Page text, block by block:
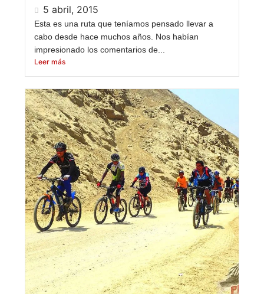
5 abril, 2015
Esta es una ruta que teníamos pensado llevar a
cabo desde hace muchos años. Nos habían
impresionado los comentarios de...
Leer más